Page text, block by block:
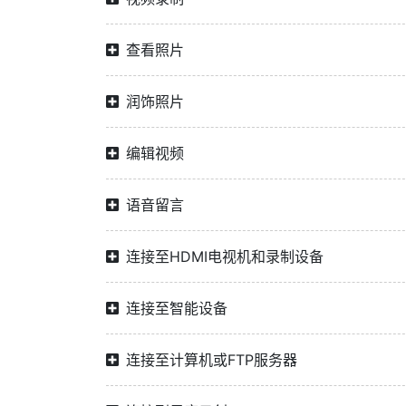
查看照片
润饰照片
编辑视频
语音留言
连接至HDMI电视机和录制设备
连接至智能设备
连接至计算机或FTP服务器